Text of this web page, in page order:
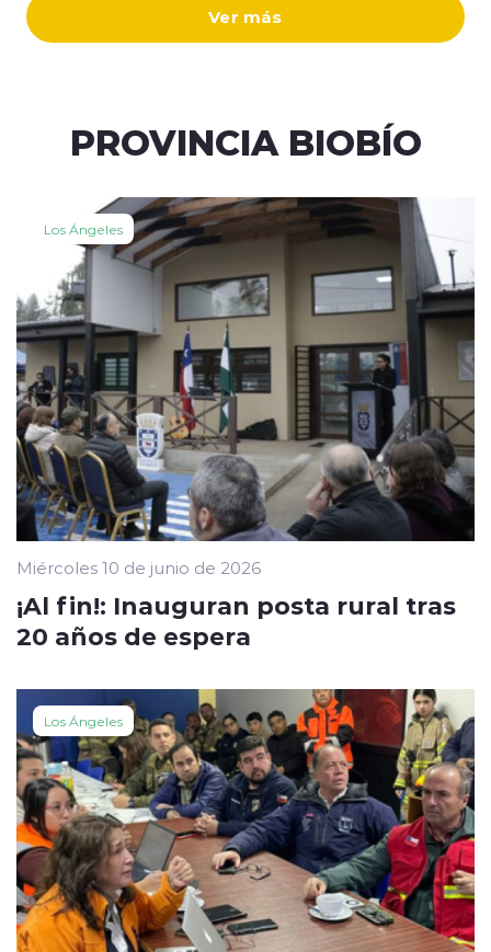
Ver más
PROVINCIA BIOBÍO
Los Ángeles
Miércoles 10 de junio de 2026
¡Al fin!: Inauguran posta rural tras
20 años de espera
Los Ángeles